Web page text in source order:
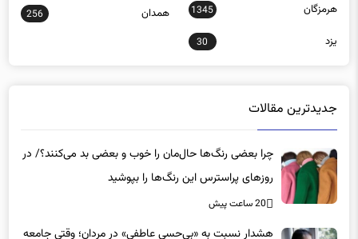
هرمزگان 1345 همدان 256
یزد 30
جدیدترین مقالات
چرا بعضی رنگ‌ها حال‌مان را خوب و بعضی بد می‌کنند؟/ در
روزهای پراسترس این رنگ‌ها را بپوشید
20 ساعت پیش
هشدار نسبت به «بی‌حسی عاطفی» در مردان؛ وقتی جامعه